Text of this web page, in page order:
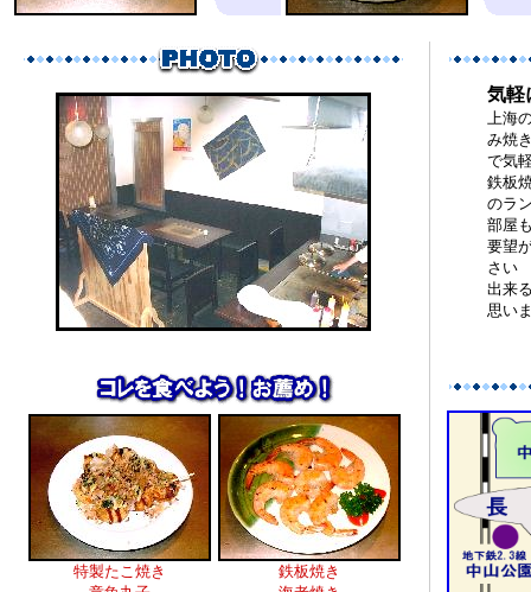
気
上海
み焼
で気
鉄板
のラ
部屋
要望
さい
出来
思い
特製たこ焼き
鉄板焼き